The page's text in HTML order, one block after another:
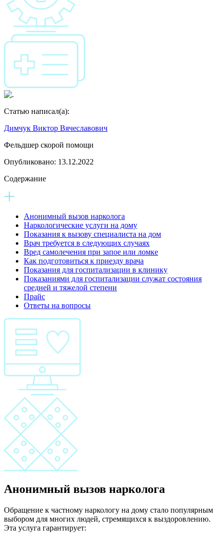
Статью написал(а):
Димчук Виктор Вячеславович
Фельдшер скорой помощи
Опубликовано: 13.12.2022
Содержание
Анонимный вызов нарколога
Наркологические услуги на дому
Показания к вызову специалиста на дом
Врач требуется в следующих случаях
Вред самолечения при запое или ломке
Как подготовиться к приезду врача
Показания для госпитализации в клинику
Показаниями для госпитализации служат состояния
средней и тяжелой степени
Прайс
Ответы на вопросы
Анонимный вызов нарколога
Обращение к частному наркологу на дому стало популярным
выбором для многих людей, стремящихся к выздоровлению.
Эта услуга гарантирует: